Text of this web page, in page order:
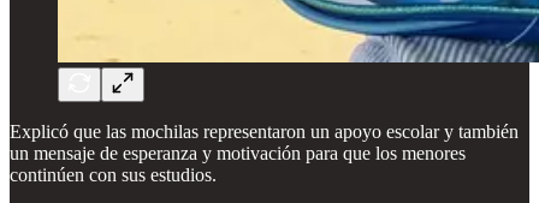
Explicó que las mochilas representaron un apoyo escolar y también
un mensaje de esperanza y motivación para que los menores
continúen con sus estudios.